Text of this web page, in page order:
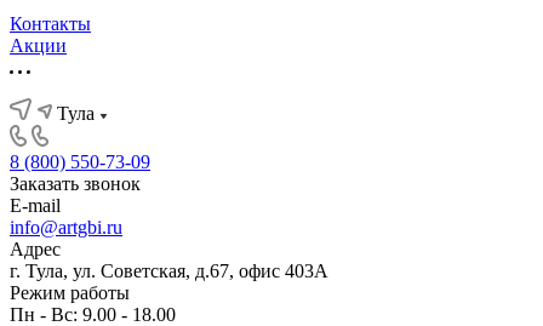
Контакты
Акции
Тула
8 (800) 550-73-09
Заказать звонок
E-mail
info@artgbi.ru
Адрес
г. Тула, ул. Советская, д.67, офис 403А
Режим работы
Пн - Вс: 9.00 - 18.00